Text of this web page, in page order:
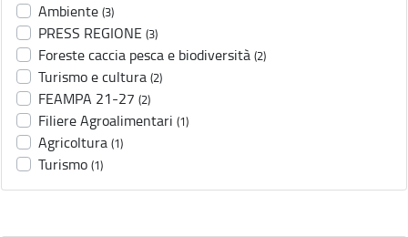
Ambiente (3)
PRESS REGIONE (3)
Foreste caccia pesca e biodiversità (2)
Turismo e cultura (2)
FEAMPA 21-27 (2)
Filiere Agroalimentari (1)
Agricoltura (1)
Turismo (1)